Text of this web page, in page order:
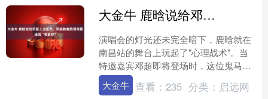
大金牛 鹿晗说给邓超上点压力，邓超教鹿晗用南昌话说“老婆好”
演唱会的灯光还未完全暗下，鹿晗就在
南昌站的舞台上玩起了"心理战术"。当
特邀嘉宾邓超即将登场时，这位鬼马主
唱突然对着台下近万观众神秘发问："你
们猜还有谁要来？"没....
大金牛 查看：235 分类： 启远网